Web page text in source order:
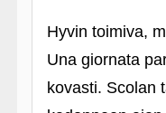
Hyvin toimiva,
Una giornata
kovasti. Scolan